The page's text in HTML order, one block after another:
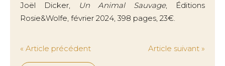
Joël Dicker, Un Animal Sauvage, Éditions
Rosie&Wolfe, février 2024, 398 pages, 23€.
« Article précédent Article suivant »